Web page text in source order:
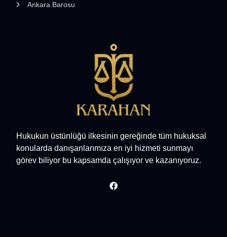
Hukukun üstünlüğü ilkesinin gereğinde tüm hukuksal
konularda danışanlarımıza en iyi hizmeti sunmayı
görev biliyor bu kapsamda çalışıyor ve kazanıyoruz.
Ankara Barosu